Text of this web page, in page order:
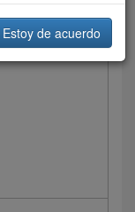
Estoy de acuerdo